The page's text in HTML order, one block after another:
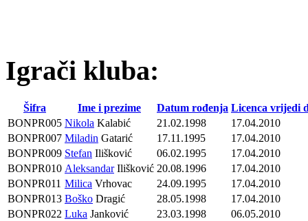
Igrači kluba:
Šifra Ime i prezime Datum rođenja Licenca vrijedi
BONPR005 Nikola Kalabić 21.02.1998
17.04.2010
BONPR007 Miladin Gatarić 17.11.1995
17.04.2010
BONPR009 Stefan Ilišković 06.02.1995
17.04.2010
BONPR010 AleksandarIlišković 20.08.1996
17.04.2010
BONPR011 Milica Vrhovac 24.09.1995
17.04.2010
BONPR013 Boško Dragić 28.05.1998
17.04.2010
BONPR022 Luka Janković 23.03.1998
06.05.2010